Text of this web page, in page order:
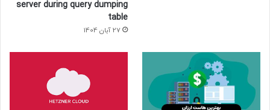
server during query dumping
table
27 آبان 1404